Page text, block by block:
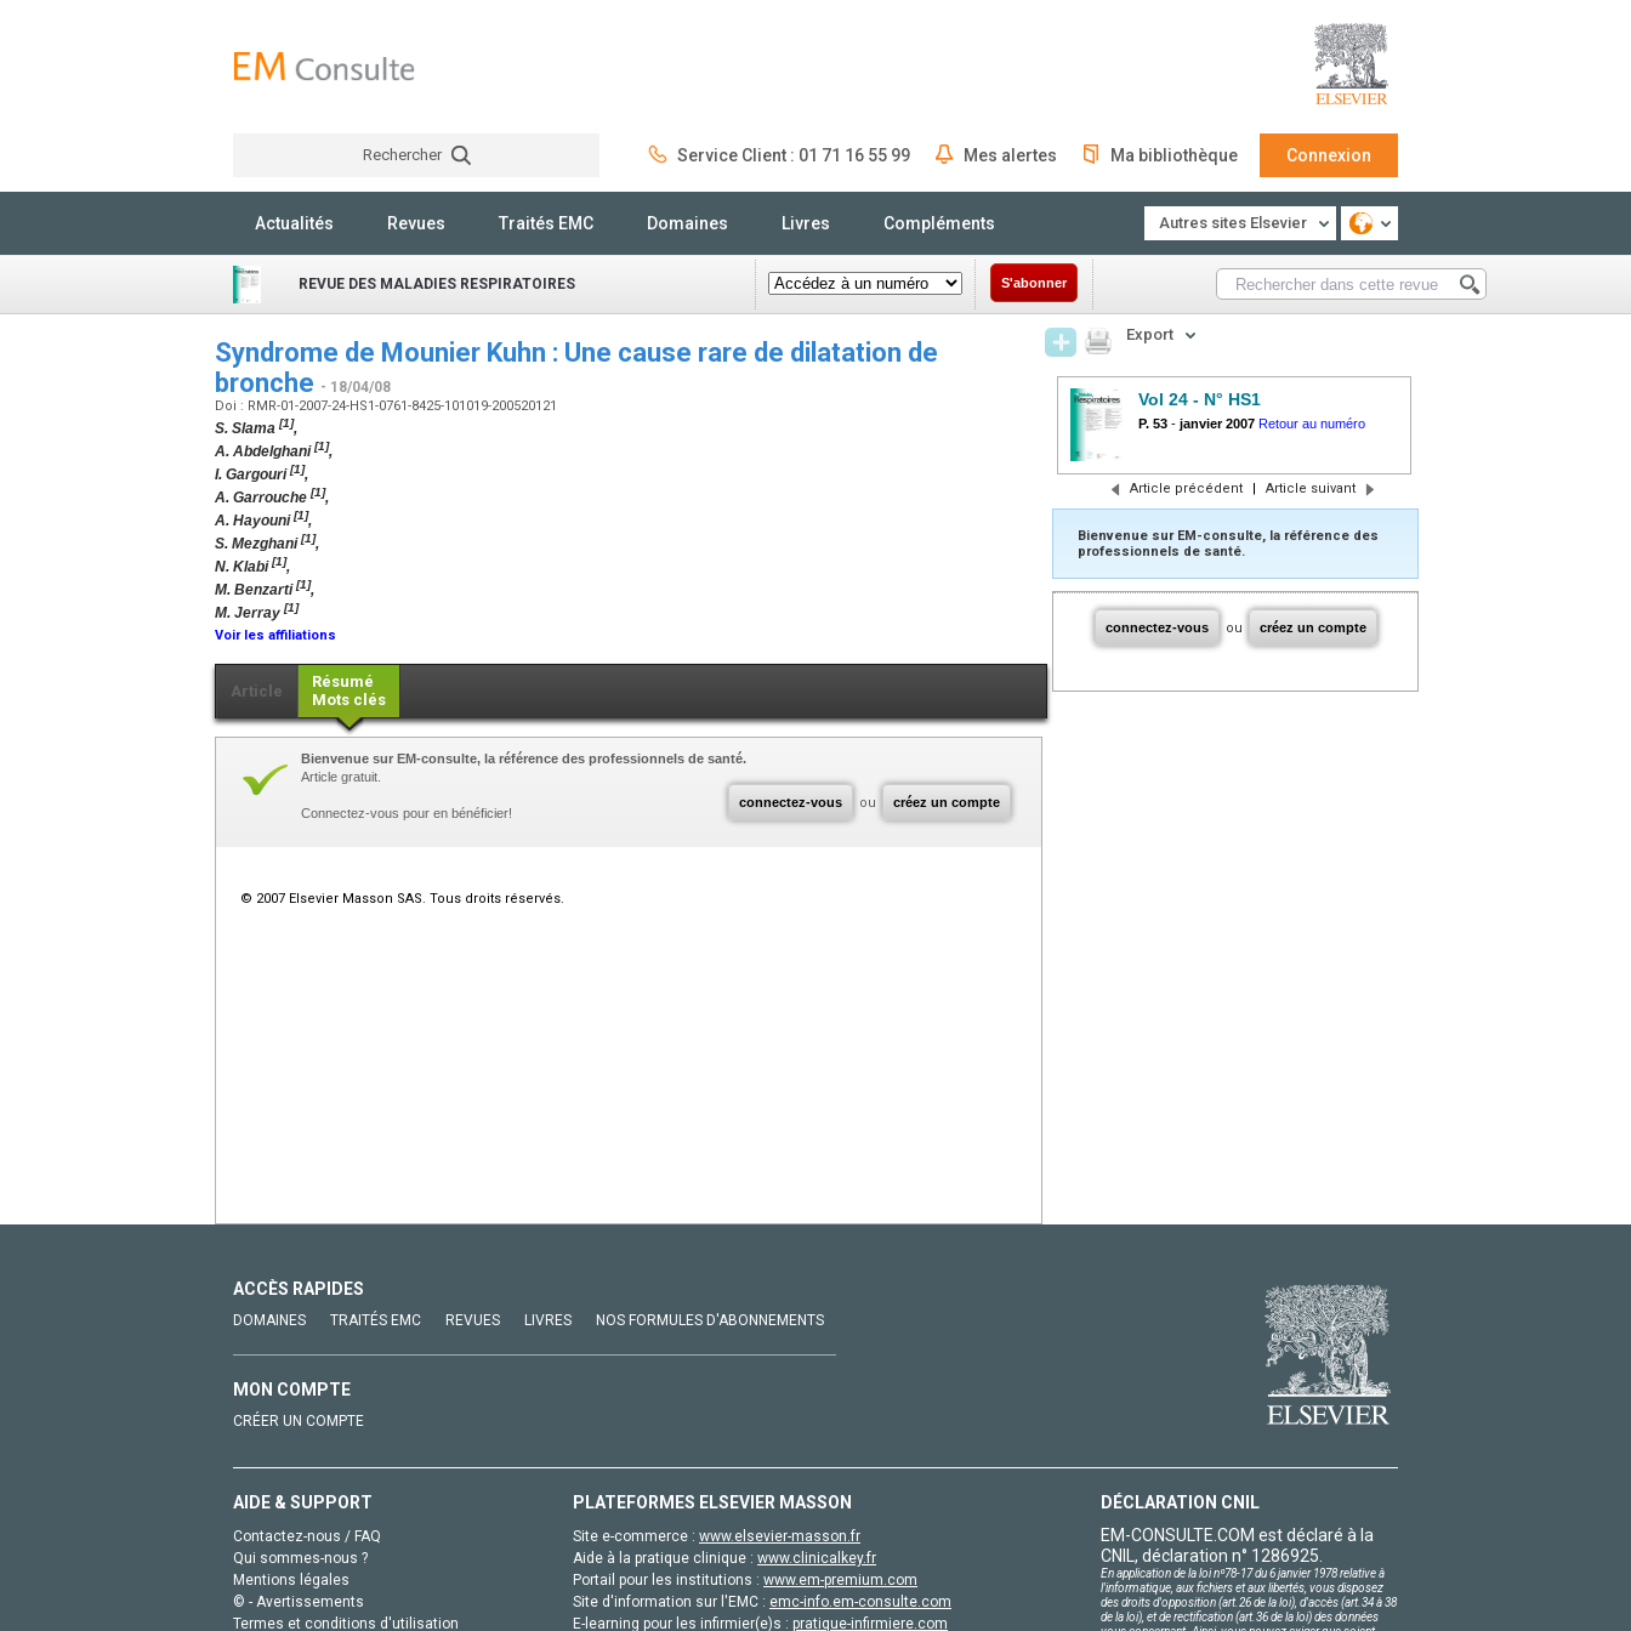
Rechercher Service Client : 01 71 16 55 99 Mes alertes Ma bibliothèque Connexion
Actualités Revues Traités EMC Domaines Livres Compléments Autres sites Elsevier
REVUE DES MALADIES RESPIRATOIRES S'abonner
Syndrome de Mounier Kuhn : Une cause rare de dilatation de
bronche - 18/04/08
Doi : RMR-01-2007-24-HS1-0761-8425-101019-200520121
S. Slama [1],
A. Abdelghani[1],
I. Gargouri[1],
A. Garrouche [1],
A. Hayouni[1],
S. Mezghani[1],
N. Klabi[1],
M. Benzarti[1],
M. Jerray [1]
Voir les affiliations
Article
Résumé
Mots clés
connectez-vous ou créez un compte
Bienvenue sur EM-consulte, la référence des professionnels de santé.
Article gratuit.
Connectez-vous pour en bénéficier!
© 2007 Elsevier Masson SAS. Tous droits réservés.
Export
Vol 24 - N° HS1
P. 53 - janvier 2007 Retour au numéro
Article précédent | Article suivant
Bienvenue sur EM-consulte, la référence des
professionnels de santé.
connectez-vous ou créez un compte
ACCÈS RAPIDES
DOMAINES TRAITÉS EMC REVUES LIVRES NOS FORMULES D'ABONNEMENTS
MON COMPTE
CRÉER UN COMPTE
AIDE & SUPPORT
Contactez-nous / FAQ
Qui sommes-nous ?
Mentions légales
© - Avertissements
Termes et conditions d'utilisation
PLATEFORMES ELSEVIER MASSON
Site e-commerce : www.elsevier-masson.fr
Aide à la pratique clinique : www.clinicalkey.fr
Portail pour les institutions : www.em-premium.com
Site d'information sur l'EMC : emc-info.em-consulte.com
E-learning pour les infirmier(e)s : pratique-infirmiere.com
DÉCLARATION CNIL
EM-CONSULTE.COM est déclaré à la
CNIL, déclaration n° 1286925.
En application de la loi nº78-17 du 6 janvier 1978 relative à
l'informatique, aux fichiers et aux libertés, vous disposez
des droits d'opposition (art.26 de la loi), d'accès (art.34 à 38
de la loi), et de rectification (art.36 de la loi) des données